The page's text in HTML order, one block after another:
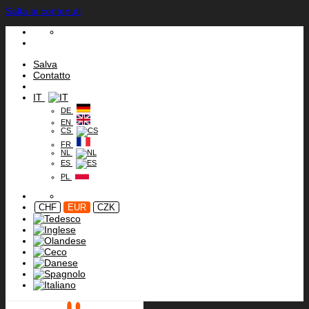
Salta ai contenuti
Salva
Contatto
IT
DE
EN
CS
FR
NL
ES
PL
CHF EUR CZK